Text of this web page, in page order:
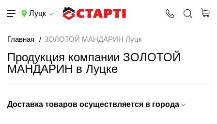
Луцк
Главная ЗОЛОТОЙ МАНДАРИН Луцк
Продукция компании ЗОЛОТОЙ
МАНДАРИН в Луцке
Доставка товаров осуществляется в города